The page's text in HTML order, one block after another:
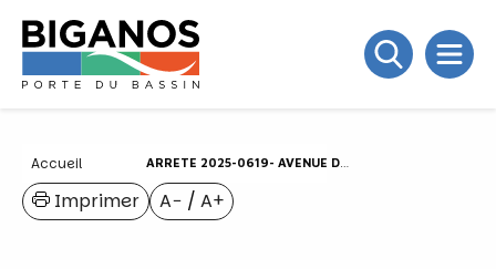
Accueil ARRETE 2025-0619- AVENUE DE LA COTE D’ARGENT
A− / A+
Imprimer